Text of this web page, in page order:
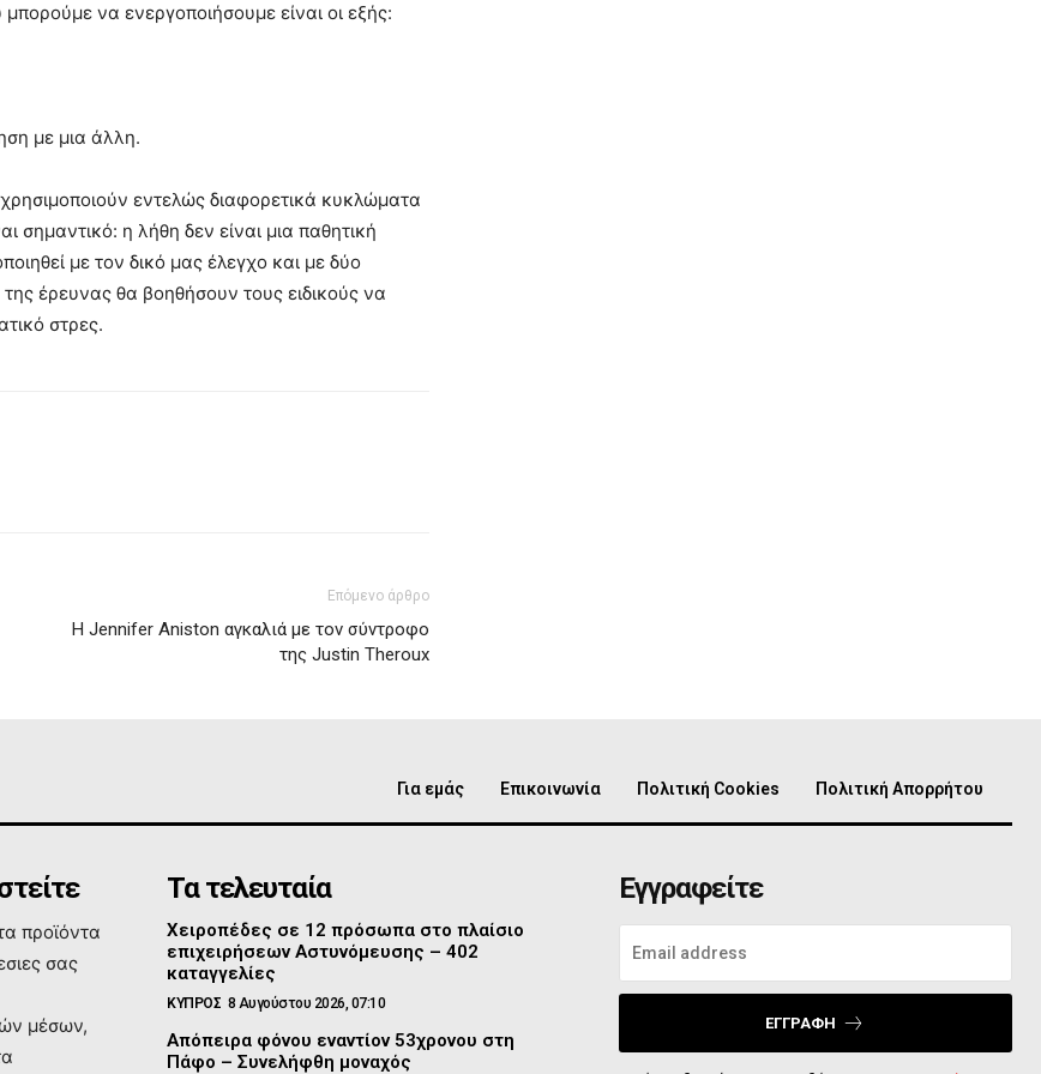
να ενεργοποιήσουμε είναι οι εξής:
με μια άλλη.
χρησιμοποιούν εντελώς διαφορετικά κυκλώματα
η λήθη δεν είναι μια παθητική
με τον δικό μας έλεγχο και με δύο
έρευνας θα βοηθήσουν τους ειδικούς να
στρες.
Επόμενο άρθρο
H Jennifer Aniston αγκαλιά με τον σύντροφο
της Justin Theroux
Για εμάς Επικοινωνία Πολιτική Cookies Πολιτική Απορρήτου
προϊόντα
σας
μέσων,
Τα τελευταία
Χειροπέδες σε 12 πρόσωπα στο πλαίσιο
επιχειρήσεων Αστυνόμευσης – 402
καταγγελίες
ΚΥΠΡΟΣ 8 Αυγούστου 2026, 07:10
Απόπειρα φόνου εναντίον 53χρονου στη
Πάφο – Συνελήφθη μοναχός
Εγγραφείτε
ΕΓΓΡΑΦΉ